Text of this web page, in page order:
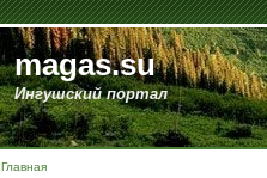
magas.su
Ингушский портал
Главная